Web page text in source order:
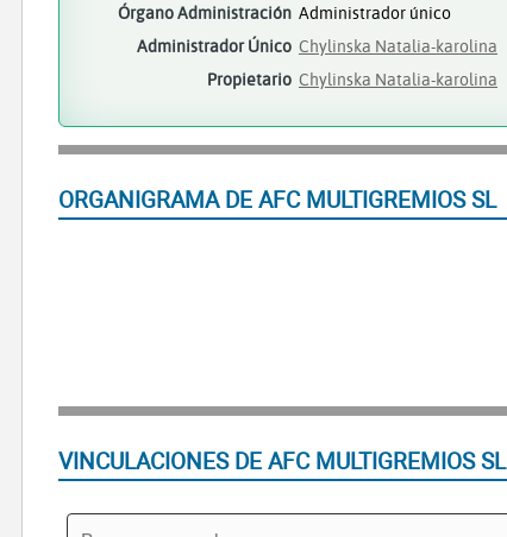
Órgano Administración Administrador único
Administrador Único Chylinska Natalia-karolina
Propietario Chylinska Natalia-karolina
ORGANIGRAMA DE AFC MULTIGREMIOS SL
VINCULACIONES DE AFC MULTIGREMIOS SL